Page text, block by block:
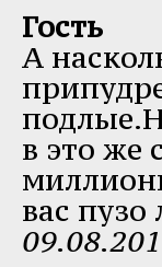
Гость
А
в это же
вас пузо